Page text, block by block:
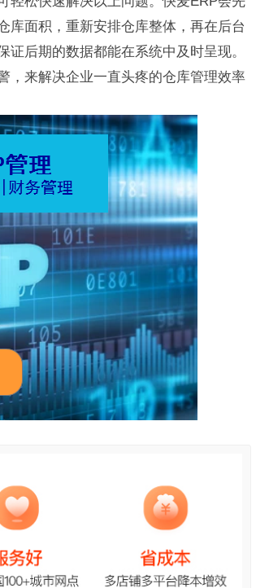
库面积，重新安排仓库整体，再在后台
后期的数据都能在系统中及时呈现。
，来解决企业一直头疼的仓库管理效率